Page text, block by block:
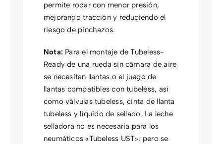
permite rodar con menor presión,
mejorando tracción y reduciendo el
riesgo de pinchazos.
Nota:Para el montaje de Tubeless-
Ready de una rueda sin cámara de aire
se necesitan llantas o el juego de
llantas compatibles con tubeless, así
como válvulas tubeless, cinta de llanta
tubeless y líquido de sellado. La leche
selladora no es necesaria para los
neumáticos «Tubeless UST», pero se